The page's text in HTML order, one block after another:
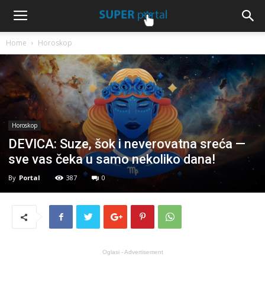
Home Horoskop
Horoskop
DEVICA: Suze, šok i neverovatna sreća —
sve vas čeka u samo nekoliko dana!
By Portal 387 0
Oglasi - Advertisement